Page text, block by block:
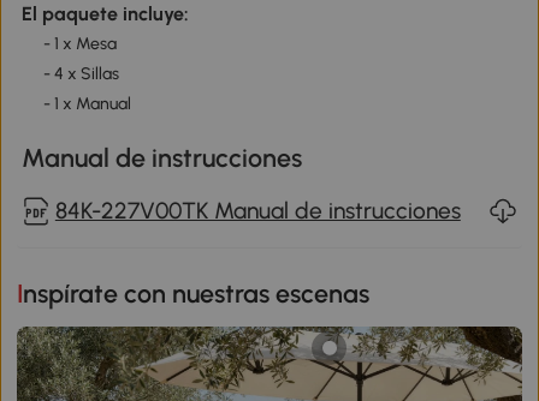
El paquete incluye:
- 1 x Mesa
- 4 x Sillas
- 1 x Manual
Manual de instrucciones
84K-227V00TK Manual de instrucciones
Inspírate con nuestras escenas